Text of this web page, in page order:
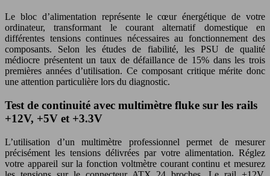
Le bloc d’alimentation représente le cœur énergétique de votre
ordinateur, transformant le courant alternatif domestique en
différentes tensions continues nécessaires au fonctionnement des
composants. Selon les études de fiabilité, les PSU de qualité
médiocre présentent un taux de défaillance de 15% dans les trois
premières années d’utilisation. Ce composant critique mérite donc
une attention particulière lors du diagnostic.
Test de continuité avec multimètre fluke sur les rails
+12V, +5V et +3.3V
L’utilisation d’un multimètre professionnel permet de mesurer
précisément les tensions délivrées par votre alimentation. Réglez
votre appareil sur la fonction voltmètre courant continu et mesurez